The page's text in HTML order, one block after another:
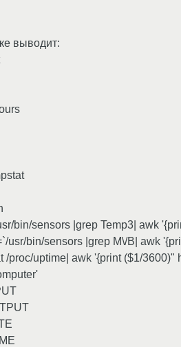
выводит:
bin/sensors |grep Temp3| awk
usr/bin/sensors |grep M\/B| awk
/proc/uptime| awk '{print ($1/3600)"